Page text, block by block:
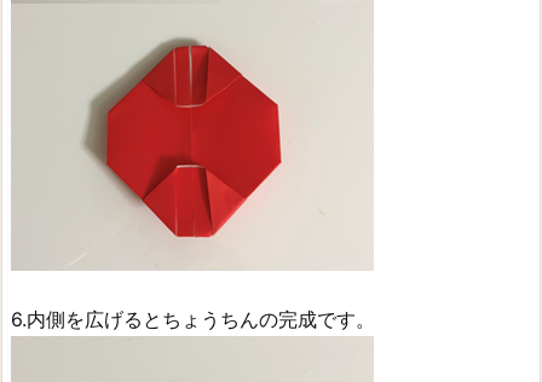
6.内側を広げるとちょうちんの完成です。